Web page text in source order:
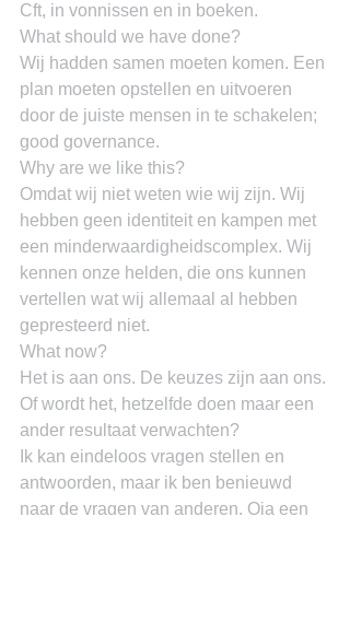
Cft, in vonnissen en in boeken.
What should we have done?
Wij hadden samen moeten komen. Een
plan moeten opstellen en uitvoeren
door de juiste mensen in te schakelen;
good governance.
Why are we like this?
Omdat wij niet weten wie wij zijn. Wij
hebben geen identiteit en kampen met
een minderwaardigheidscomplex. Wij
kennen onze helden, die ons kunnen
vertellen wat wij allemaal al hebben
gepresteerd niet.
What now?
Het is aan ons. De keuzes zijn aan ons.
Of wordt het, hetzelfde doen maar een
ander resultaat verwachten?
Ik kan eindeloos vragen stellen en
antwoorden, maar ik ben benieuwd
naar de vragen van anderen. Oja een